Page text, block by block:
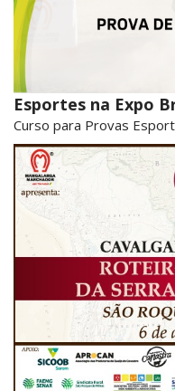
Esportes na Expo
Curso para Provas